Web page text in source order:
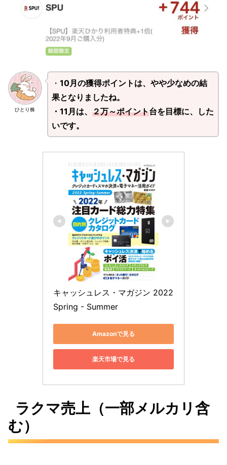
ひとり株
・ 10月の獲得ポイントは、やや少なめの結
果となりましたね。
・11月は、 ２万～ポイント台を目標に、した
いです。
キャッシュレス・マガジン 2022
Spring - Summer
Amazonで見る
楽天市場で見る
ラクマ売上（一部メルカリ含
む）